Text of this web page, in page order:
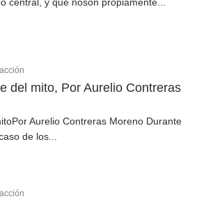
del mito, Por Aurelio Contreras
Aurelio Contreras Moreno Durante
de los...